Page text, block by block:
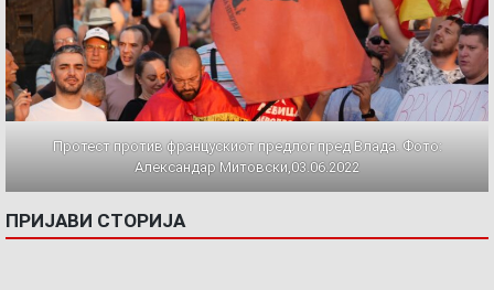
Протест против францускиот предлог пред Влада. Фото:
Александар Митовски,03.06.2022
ПРИЈАВИ СТОРИЈА